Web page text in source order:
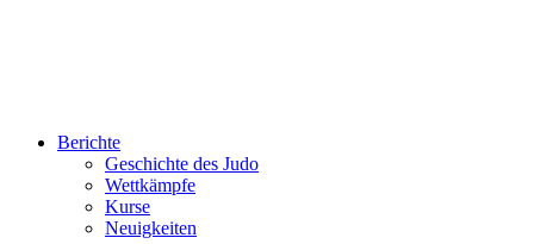
Berichte
Geschichte des Judo
Wettkämpfe
Kurse
Neuigkeiten